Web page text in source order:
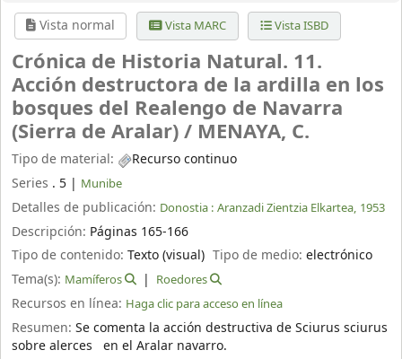
Vista normal Vista MARC Vista ISBD
Crónica de Historia Natural. 11.
Acción destructora de la ardilla en los
bosques del Realengo de Navarra
(Sierra de Aralar) / MENAYA, C.
Tipo de material:
Recurso continuo
Series . 5 | Munibe
Detalles de publicación: Donostia : Aranzadi Zientzia Elkartea, 1953
Descripción: Páginas 165-166
Tipo de contenido: Texto (visual) Tipo de medio:electrónico
Tema(s): Mamíferos Roedores
Recursos en línea: Haga clic para acceso en línea
Resumen: Se comenta la acción destructiva de Sciurus sciurus
sobre alerces en el Aralar navarro.